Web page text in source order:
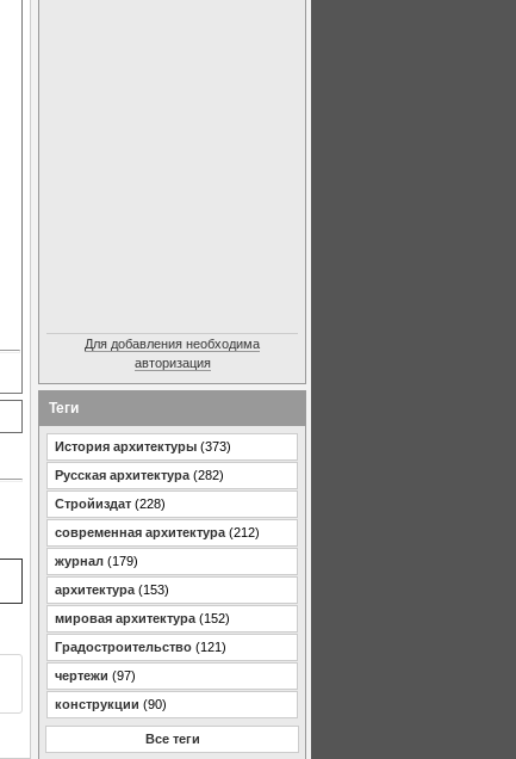
Для добавления необходима
авторизация
Теги
История архитектуры (373)
Русская архитектура (282)
Стройиздат (228)
современная архитектура (212)
журнал (179)
архитектура (153)
мировая архитектура (152)
Градостроительство (121)
чертежи (97)
конструкции (90)
Все теги